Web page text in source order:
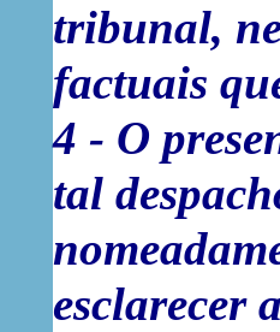
tribunal,
factuais
4 - O
tal
esclarecer